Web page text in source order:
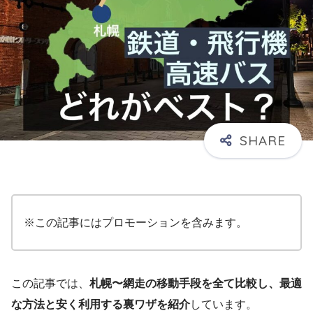
※この記事にはプロモーションを含みます。
この記事では、 札幌〜網走の移動手段を全て比較し、最適
な方法と安く利用する裏ワザを紹介しています。